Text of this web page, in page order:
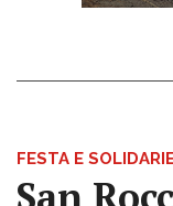
FESTA E